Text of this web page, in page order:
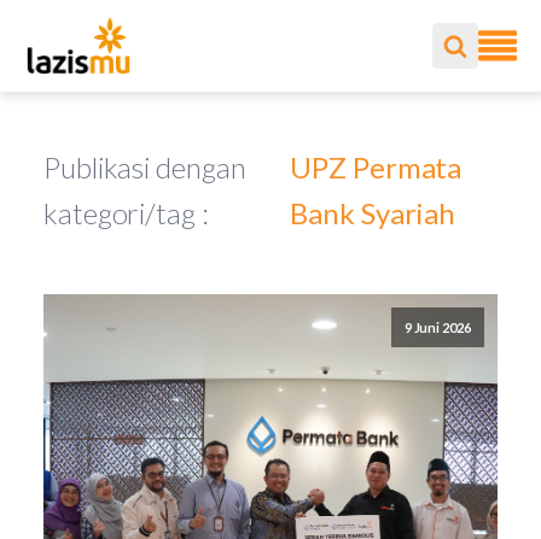
Publikasi dengan
kategori/tag :
UPZ Permata
Bank Syariah
9 Juni 2026